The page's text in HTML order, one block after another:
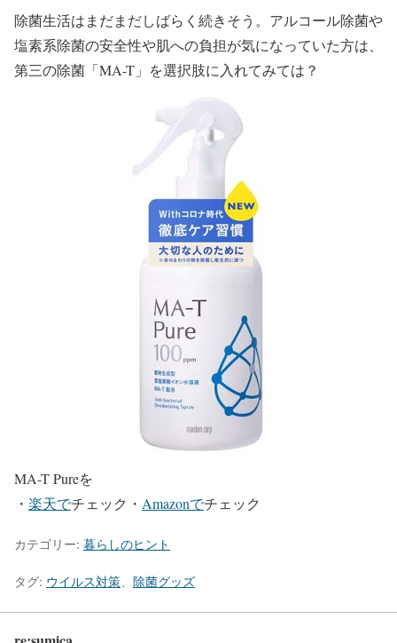
除菌生活はまだまだしばらく続きそう。アルコール除菌や
塩素系除菌の安全性や肌への負担が気になっていた方は、
第三の除菌「MA-T」を選択肢に入れてみては？
MA-T Pureを
・ 楽天でチェック・ Amazonでチェック
カテゴリー: 暮らしのヒント
タグ: ウイルス対策 除菌グッズ